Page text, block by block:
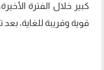
كبير خلال الفترة
قوية وقريبة للغاية، بعد